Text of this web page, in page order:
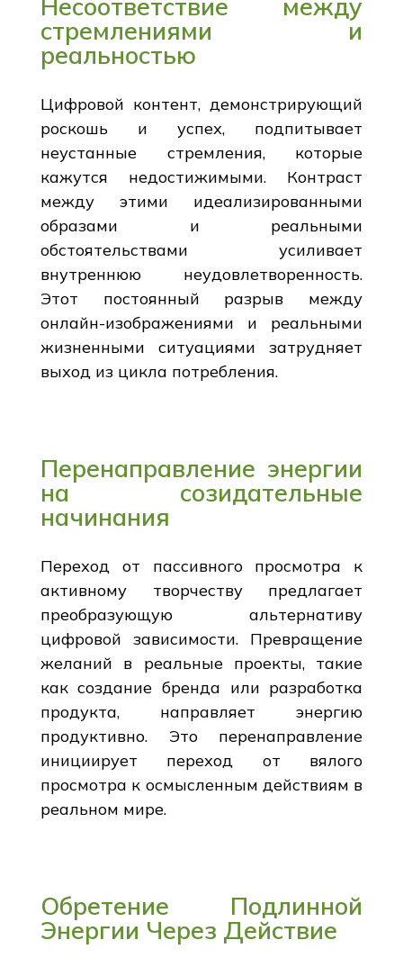
стремлениями и
реальностью
Цифровой контент, демонстрирующий
роскошь и успех, подпитывает
неустанные стремления, которые
кажутся недостижимыми. Контраст
между этими идеализированными
образами и реальными
обстоятельствами усиливает
внутреннюю неудовлетворенность.
Этот постоянный разрыв между
онлайн-изображениями и реальными
жизненными ситуациями затрудняет
выход из цикла потребления.
Перенаправление энергии
на созидательные
начинания
Переход от пассивного просмотра к
активному творчеству предлагает
преобразующую альтернативу
цифровой зависимости. Превращение
желаний в реальные проекты, такие
как создание бренда или разработка
продукта, направляет энергию
продуктивно. Это перенаправление
инициирует переход от вялого
просмотра к осмысленным действиям в
реальном мире.
Обретение Подлинной
Энергии Через Действие